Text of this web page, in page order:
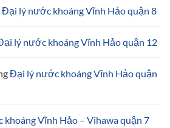
Đại lý nước khoáng Vĩnh Hảo quận 8
lý nước khoáng Vĩnh Hảo quận 12
Đại lý nước khoáng Vĩnh Hảo quận
Vĩnh Hảo – Vihawa quận 7